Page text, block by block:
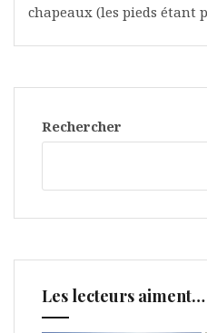
chapeaux (les pieds
Rechercher
Les lecteurs aiment…